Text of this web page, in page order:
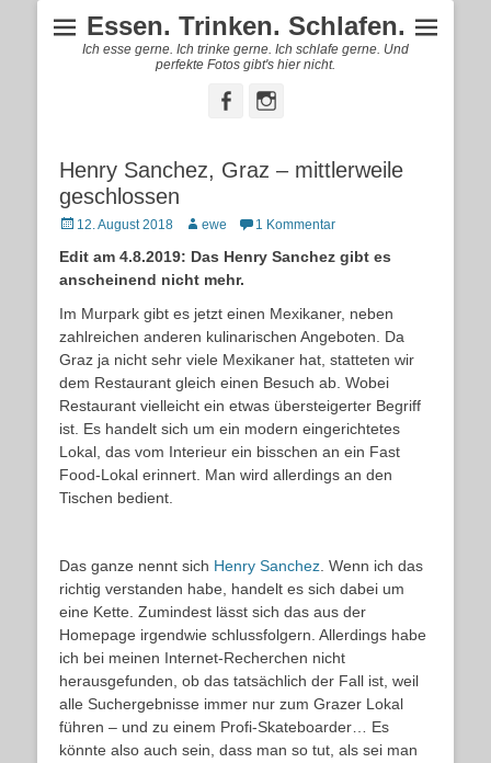
Essen. Trinken. Schlafen.
Ich esse gerne. Ich trinke gerne. Ich schlafe gerne. Und
perfekte Fotos gibt's hier nicht.
FacebookInstagram
Henry Sanchez, Graz – mittlerweile
geschlossen
Posted
12. August 2018 Autorewe 1 Kommentar
Edit am 4.8.2019: Das Henry Sanchez gibt es
anscheinend nicht mehr.
Im Murpark gibt es jetzt einen Mexikaner, neben
zahlreichen anderen kulinarischen Angeboten. Da
Graz ja nicht sehr viele Mexikaner hat, statteten wir
dem Restaurant gleich einen Besuch ab. Wobei
Restaurant vielleicht ein etwas übersteigerter Begriff
ist. Es handelt sich um ein modern eingerichtetes
Lokal, das vom Interieur ein bisschen an ein Fast
Food-Lokal erinnert. Man wird allerdings an den
Tischen bedient.
Das ganze nennt sich Henry Sanchez . Wenn ich das
richtig verstanden habe, handelt es sich dabei um
eine Kette. Zumindest lässt sich das aus der
Homepage irgendwie schlussfolgern. Allerdings habe
ich bei meinen Internet-Recherchen nicht
herausgefunden, ob das tatsächlich der Fall ist, weil
alle Suchergebnisse immer nur zum Grazer Lokal
führen – und zu einem Profi-Skateboarder… Es
könnte also auch sein, dass man so tut, als sei man